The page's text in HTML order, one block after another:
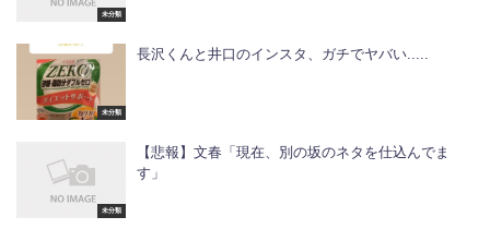
未分類
未分類
長沢くんと井口のインスタ、ガチでヤバい.....
未分類
【悲報】文春「現在、別の坂のネタを仕込んでま
す」